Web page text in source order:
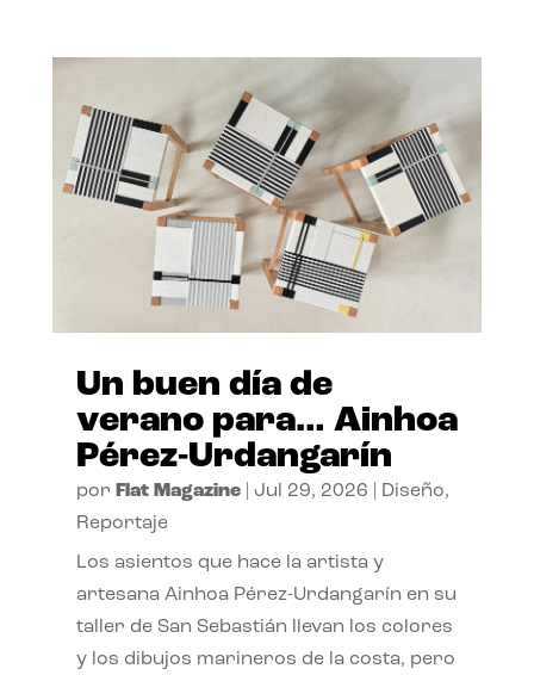
Un buen día de
verano para… Ainhoa
Pérez-Urdangarín
por Flat Magazine| Jul 29, 2026 Diseño,
Reportaje
Los asientos que hace la artista y
artesana Ainhoa Pérez-Urdangarín en su
taller de San Sebastián llevan los colores
y los dibujos marineros de la costa, pero